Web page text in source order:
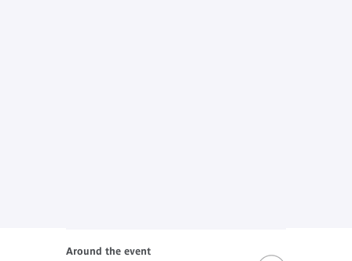
Around the event